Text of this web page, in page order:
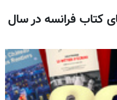
کتاب فرانسه در سال